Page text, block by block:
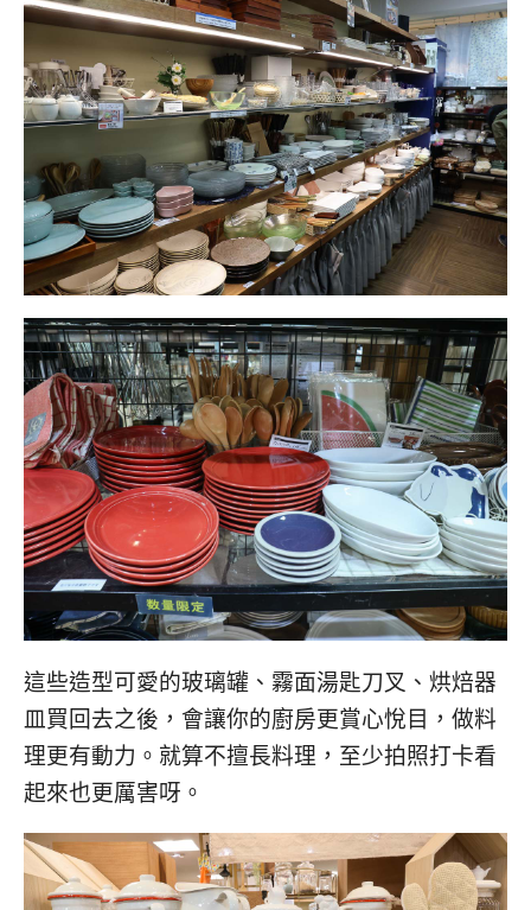
這些造型可愛的玻璃罐、霧面湯匙刀叉、烘焙器
皿買回去之後，會讓你的廚房更賞心悅目，做料
理更有動力。就算不擅長料理，至少拍照打卡看
起來也更厲害呀。